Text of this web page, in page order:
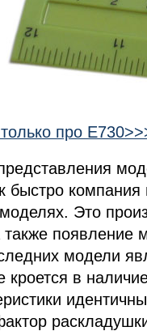
про
быстро
моделях. Это
также появление
модели
кроется в